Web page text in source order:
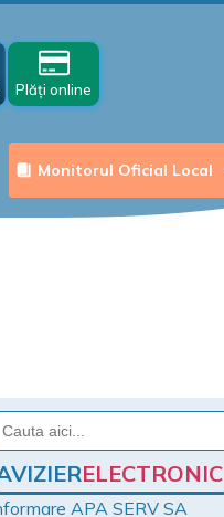
Plăți online
Monitorul Oficial Local
ELECTRONIC
APA SERV SA